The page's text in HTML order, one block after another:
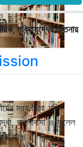
মুক্তিযুদ্ধের চেতনায়
মধ্য দিয়ে শহিদ
ভালোবাসা ও ফুলেল
হয়।